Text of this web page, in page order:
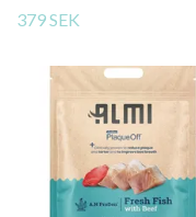
379 SEK